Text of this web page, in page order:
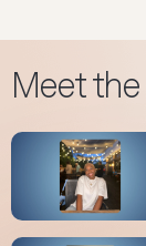
Meet the